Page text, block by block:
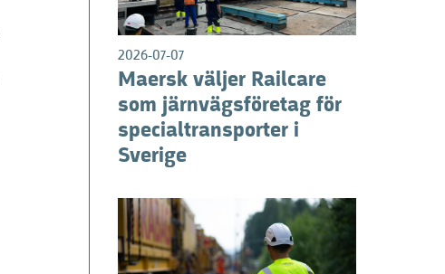
2026-07-07
Maersk väljer Railcare
som järnvägsföretag för
specialtransporter i
Sverige